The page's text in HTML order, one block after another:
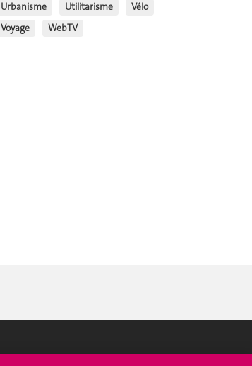
Urbanisme
Utilitarisme
Vélo
Voyage
WebTV